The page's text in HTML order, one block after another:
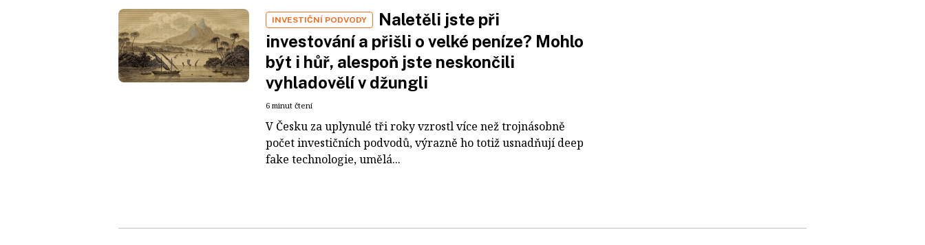
INVESTIČNÍ PODVODY
Naletěli jste při
investování a přišli o velké peníze? Mohlo
být i hůř, alespoň jste neskončili
vyhladovělí v džungli
6 minut čtení
V Česku za uplynulé tři roky vzrostl více než trojnásobně
počet investičních podvodů, výrazně ho totiž usnadňují deep
fake technologie, umělá...